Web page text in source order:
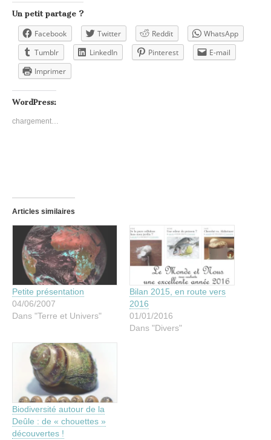
Un petit partage ?
Facebook Twitter Reddit
WhatsApp
Tumblr
LinkedIn Pinterest
E-mail
Imprimer
WordPress:
chargement…
Articles similaires
Petite présentation
04/06/2007
Dans "Terre et Univers"
Bilan 2015, en route vers
2016
01/01/2016
Dans "Divers"
Biodiversité autour de la
Deûle : de « chouettes »
découvertes !